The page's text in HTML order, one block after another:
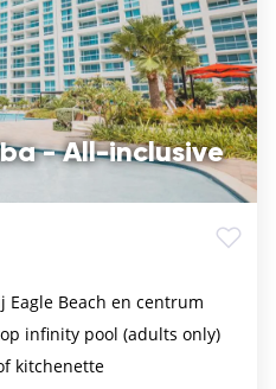
- All-inclusive
Eagle Beach en centrum
infinity pool (adults only)
kitchenette